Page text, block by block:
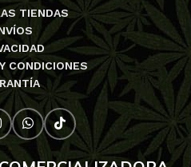
TIENDAS
CONDICIONES